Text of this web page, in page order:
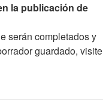
la publicación de
serán completados y
guardado, visite